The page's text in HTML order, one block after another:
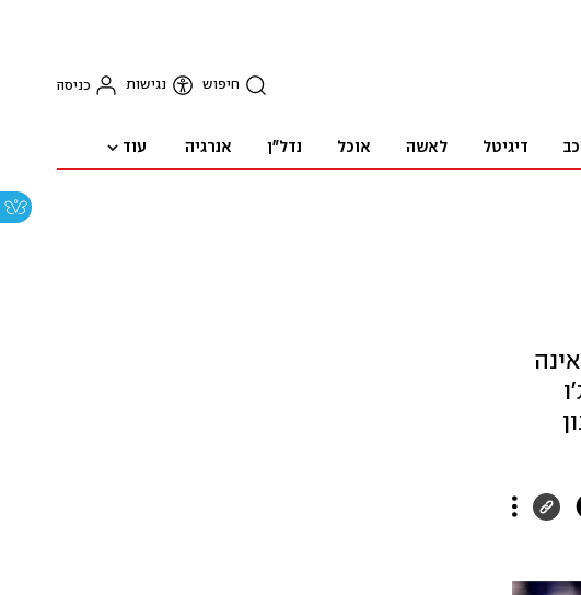
חיפוש נגישות כניסה
דיגיטל לאשה אוכל נדל"ן אנרגיה עוד